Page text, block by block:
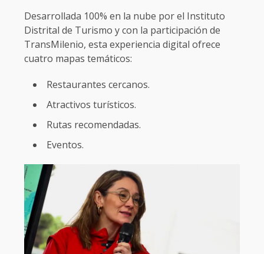
Desarrollada 100% en la nube por el Instituto
Distrital de Turismo y con la participación de
TransMilenio, esta experiencia digital ofrece
cuatro mapas temáticos:
Restaurantes cercanos.
Atractivos turísticos.
Rutas recomendadas.
Eventos.